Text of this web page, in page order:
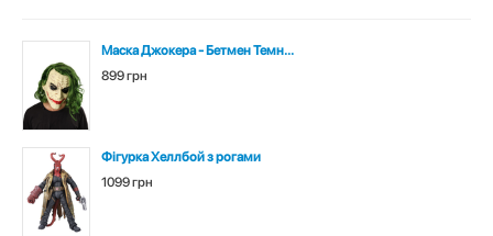
Маска Джокера - Бетмен Темн...
899 грн
Фігурка Хеллбой з рогами
1099 грн